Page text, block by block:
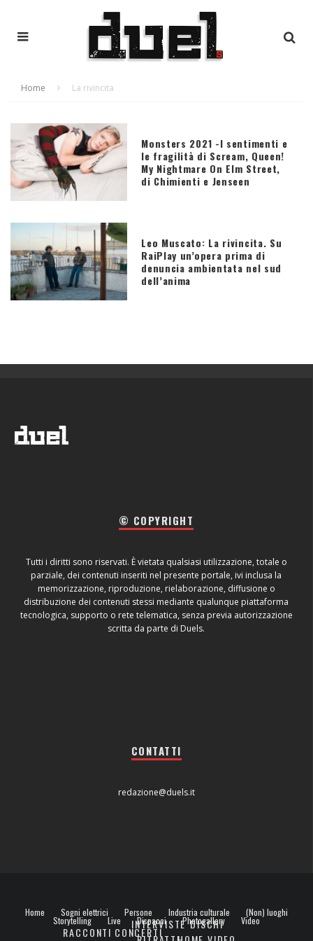
Home La rivincita
Monsters 2021 -I sentimenti e
le fragilità di Scream, Queen!
My Nightmare On Elm Street,
di Chimienti e Jenseen
Leo Muscato: La rivincita. Su
RaiPlay un’opera prima di
denuncia ambientata nel sud
dell’anima
© COPYRIGHT
Tutti i diritti sono riservati. È vietata qualsiasi utilizzazione, totale o
parziale, dei contenuti inseriti nel presente portale, ivi inclusa la
memorizzazione, riproduzione, rielaborazione, diffusione o
distribuzione dei contenuti stessi mediante qualunque piattaforma
tecnologica, supporto o rete telematica, senza previa autorizzazione
scritta da parte di Duels.
CONTATTI
redazione@duels.it
Home Sogni elettrici Persone
INTERVISTE
Industria culturale
DISCHI
(Non) luoghi
Storytelling
RACCONTI
Live
CONCERTI
Dispacci Photogallery Video